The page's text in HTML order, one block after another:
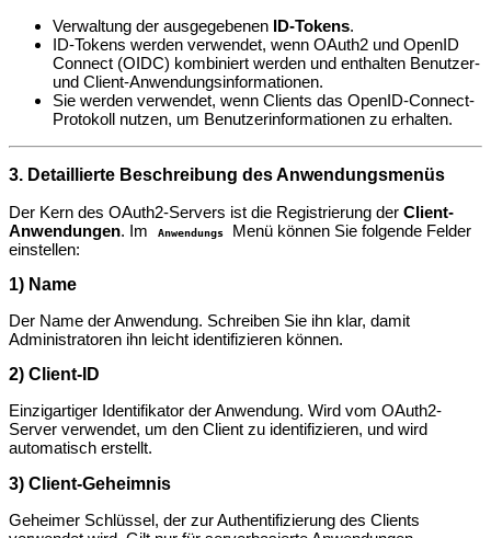
Verwaltung der ausgegebenen ID-Tokens.
ID-Tokens werden verwendet, wenn OAuth2 und OpenID
Connect (OIDC) kombiniert werden und enthalten Benutzer-
und Client-Anwendungsinformationen.
Sie werden verwendet, wenn Clients das OpenID-Connect-
Protokoll nutzen, um Benutzerinformationen zu erhalten.
3. Detaillierte Beschreibung des Anwendungsmenüs
Der Kern des OAuth2-Servers ist die Registrierung der Client-
Anwendungen. Im Anwendungs
Menü können Sie folgende Felder
einstellen:
1) Name
Der Name der Anwendung. Schreiben Sie ihn klar, damit
Administratoren ihn leicht identifizieren können.
2) Client-ID
Einzigartiger Identifikator der Anwendung. Wird vom OAuth2-
Server verwendet, um den Client zu identifizieren, und wird
automatisch erstellt.
3) Client-Geheimnis
Geheimer Schlüssel, der zur Authentifizierung des Clients